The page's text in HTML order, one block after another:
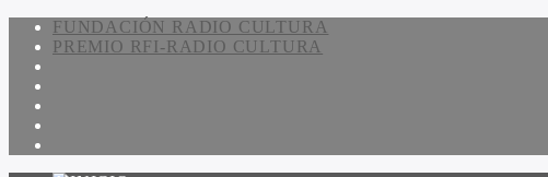
FUNDACIÓN RADIO CULTURA
PREMIO RFI-RADIO CULTURA